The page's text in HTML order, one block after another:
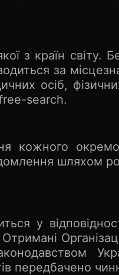
з країн світу.
за
осіб,
search.
кожного
шляхом
у
передбачено